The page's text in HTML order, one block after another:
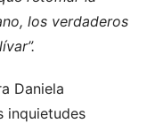
los verdaderos
Daniela
inquietudes